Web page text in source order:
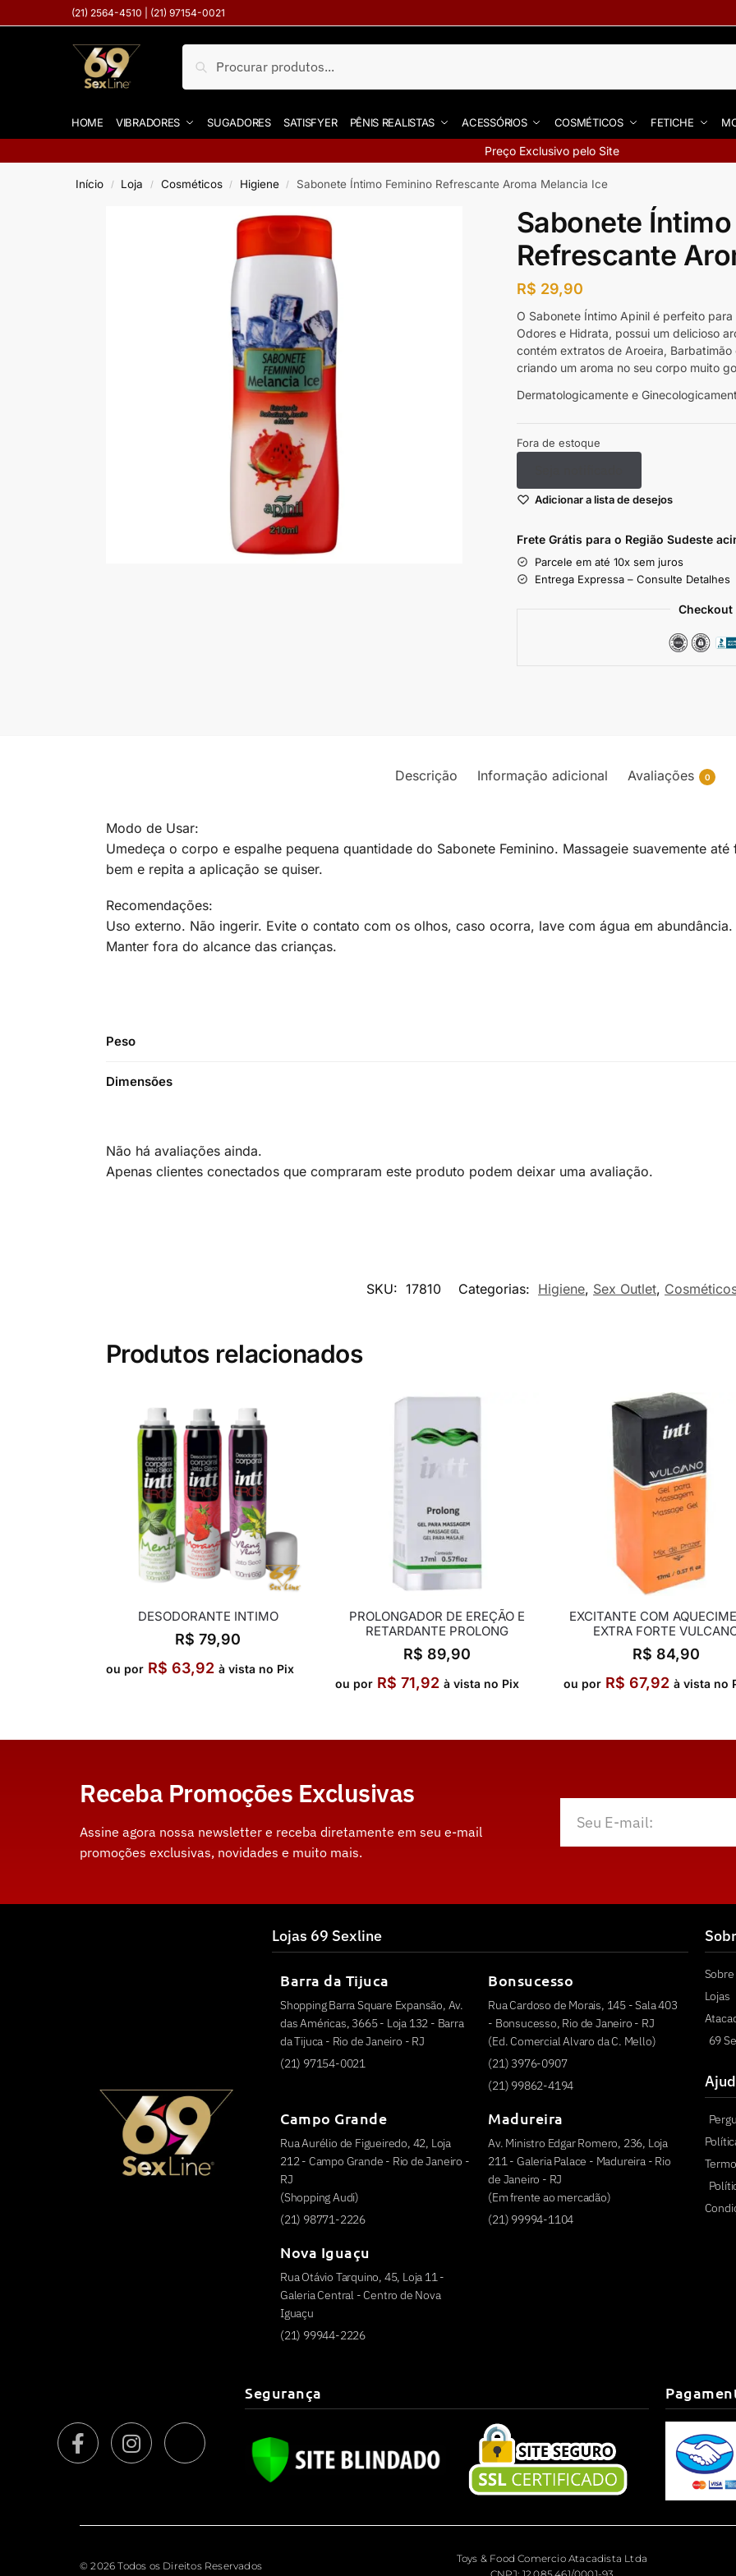
(21) 2564-4510 | (21) 97154-0021
Pesquisar
HOME VIBRADORES SUGADORES SATISFYER PÊNIS REALISTAS ACESSÓRIOS COSMÉTICOS FETICHE
Preço Exclusivo pelo Site
Início / Loja / Cosméticos / Higiene / Sabonete Íntimo Feminino Refrescante Aroma Melancia Ice
Sabonete
Refrescante
R$ 29,90
O Sabonete Íntimo Apinil é perfeito
Odores e Hidrata, possui um delicioso
contém extratos de Aroeira,
criando um aroma no seu corpo muito
Dermatologicamente e
Fora de estoque
Adicionar a lista de desejos
Frete Grátis para o Região Sudeste
Parcele em até 10x sem juros
Entrega Expressa – Consulte Detalhes
Checkout
Descrição Informação adicional Avaliações 0
Modo de Usar:
Umedeça o corpo e espalhe pequena quantidade do Sabonete Feminino. Massageie suavemente
bem e repita a aplicação se quiser.
Recomendações:
Uso externo. Não ingerir. Evite o contato com os olhos, caso ocorra, lave com água em
Manter fora do alcance das crianças.
Peso
Dimensões
Não há avaliações ainda.
Apenas clientes conectados que compraram este produto podem deixar uma avaliação.
SKU: 17810 Categorias: Higiene, Sex Outlet,
Produtos relacionados
DESODORANTE INTIMO
R$ 79,90
ou por R$ 63,92 à vista no Pix
PROLONGADOR DE EREÇÃO E
RETARDANTE PROLONG
R$ 89,90
ou por R$ 71,92 à vista no Pix
EXCITANTE COM
EXTRA FORTE
R$ 84,90
ou por R$ 67,92 à vista no
Receba Promoções Exclusivas
Assine agora nossa newsletter e receba diretamente em seu e-mail
promoções exclusivas, novidades e muito mais.
Lojas 69 Sexline
Barra da Tijuca
Shopping Barra Square Expansão, Av.
das Américas, 3665 - Loja 132 - Barra
da Tijuca - Rio de Janeiro - RJ
(21) 97154-0021
Bonsucesso
Rua Cardoso de Morais, 145 - Sala 403
- Bonsucesso, Rio de Janeiro - RJ
(Ed. Comercial Alvaro da C. Mello)
(21) 3976-0907
(21) 99862-4194
Campo Grande
Rua Aurélio de Figueiredo, 42, Loja
212 - Campo Grande - Rio de Janeiro -
RJ
(Shopping Audi)
(21) 98771-2226
Madureira
Av. Ministro Edgar Romero, 236, Loja
211 - Galeria Palace - Madureira - Rio
de Janeiro - RJ
(Em frente ao mercadão)
(21) 99994-1104
Nova Iguaçu
Rua Otávio Tarquino, 45, Loja 11 -
Galeria Central - Centro de Nova
Iguaçu
(21) 99944-2226
Lojas
69
Segurança
© 2026 Todos os Direitos Reservados
Toys & Food Comercio Atacadista Ltda